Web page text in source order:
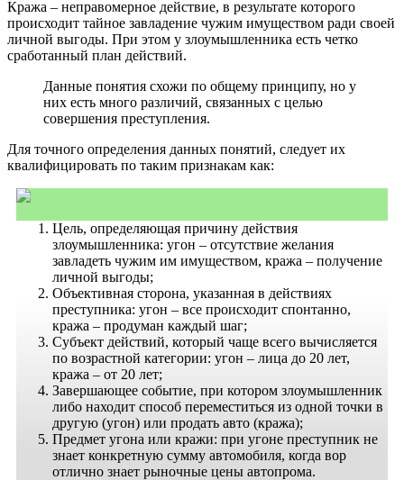
Кража – неправомерное действие, в результате которого
происходит тайное завладение чужим имуществом ради своей
личной выгоды. При этом у злоумышленника есть четко
сработанный план действий.
Данные понятия схожи по общему принципу, но у
них есть много различий, связанных с целью
совершения преступления.
Для точного определения данных понятий, следует их
квалифицировать по таким признакам как:
Цель, определяющая причину действия
злоумышленника: угон – отсутствие желания
завладеть чужим им имуществом, кража – получение
личной выгоды;
Объективная сторона, указанная в действиях
преступника: угон – все происходит спонтанно,
кража – продуман каждый шаг;
Субъект действий, который чаще всего вычисляется
по возрастной категории: угон – лица до 20 лет,
кража – от 20 лет;
Завершающее событие, при котором злоумышленник
либо находит способ переместиться из одной точки в
другую (угон) или продать авто (кража);
Предмет угона или кражи: при угоне преступник не
знает конкретную сумму автомобиля, когда вор
отлично знает рыночные цены автопрома.